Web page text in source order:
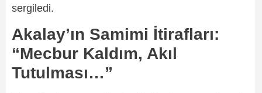
sergiledi.
Akalay’ın Samimi İtirafları:
“Mecbur Kaldım, Akıl
Tutulması…”